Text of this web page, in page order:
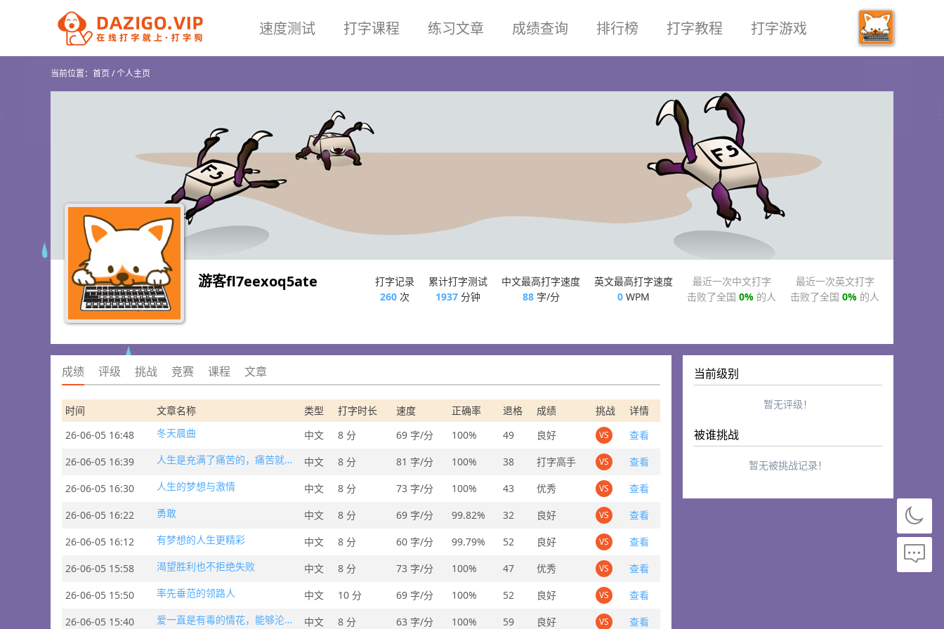
速度测试 打字课程 练习文章 成绩查询 排行榜 打字教程 打字游戏
当前位置： 首页/个人主页
游客fl7eexoq5ate
打字记录
260 次
累计打字测试
1937 分钟
中文最高打字速度
88字/分
英文最高打字速度
0 WPM
最近一次中文打字
击败了全国 0% 的人
最近一次英文打字
击败了全国 0% 的人
成绩 评级 挑战 竞赛 课程 文章
时间 文章名称 类型 打字时长 速度 正确率 退格 成绩 挑战
详情
26-06-05 16:48
冬天晨曲 中文 8 分 69 字/分 100% 49 良好 VS
查看
26-06-05 16:39
人生是充满了痛苦的，痛苦就是身体和心理的不自由 中文 8 分 81 字/分 100% 38 打字高手 VS
查看
26-06-05 16:30
人生的梦想与激情 中文 8 分 73 字/分 100% 43 优秀 VS
查看
26-06-05 16:22
勇敢 中文 8 分 69 字/分 99.82% 32 良好 VS
查看
26-06-05 16:12
有梦想的人生更精彩 中文 8 分 60 字/分 99.79% 52 良好 VS
查看
26-06-05 15:58
渴望胜利也不拒绝失败 中文 8 分 73 字/分 100% 47 优秀 VS
查看
26-06-05 15:50
率先垂范的领路人 中文 10 分 69 字/分 100% 52 良好 VS
查看
26-06-05 15:40
爱一直是有毒的情花，能够沦陷每个庸常的人 中文 8 分 63 字/分 100% 59 良好 VS 查看
当前级别
暂无评级！
被谁挑战
暂无被挑战记录！